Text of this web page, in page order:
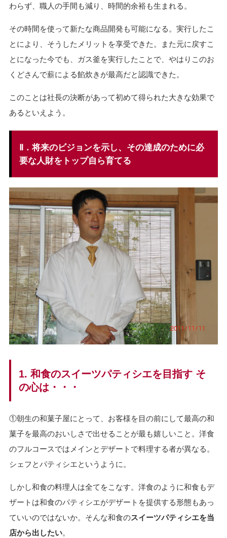
わらず、職人の手間も減り、時間的余裕も生まれる。
その時間を使って新たな商品開発も可能になる。実行したこ
とにより、そうしたメリットを享受できた。また元に戻すこ
とになった今でも、ガス釜を実行したことで、やはりこのお
くどさんで薪による餡炊きが最高だと認識できた。
このことは社長の決断があって初めて得られた大きな効果で
あるといえよう。
Ⅱ．将来のビジョンを示し、その達成のために必
要な人財をトップ自ら育てる
1. 和食のスイーツパティシエを目指す そ
の心は・・・
①朝生の和菓子屋にとって、お客様を目の前にして最高の和
菓子を最高のおいしさで出せることが最も嬉しいこと。洋食
のフルコースではメインとデザートで料理する者が異なる。
シェフとパティシエというように。
しかし和食の料理人は全てをこなす。洋食のように和食もデ
ザートは和食のパティシエがデザートを提供する形態もあっ
ていいのではないか。そんな和食のスイーツパティシエを当
店から出したい。